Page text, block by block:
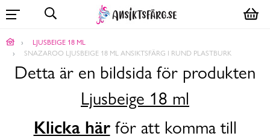
LJUSBEIGE 18 ML
SNAZAROO LJUSBEIGE 18 ML ANSIKTSFÄRG I RUND PLASTBURK
Detta är en bildsida för produkten
Ljusbeige 18 ml
Klicka härför att komma till